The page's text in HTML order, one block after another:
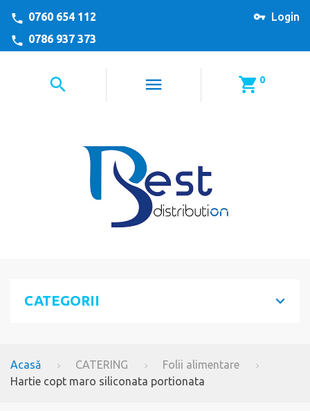
Login
0760 654 112
0786 937 373
0
CATEGORII
Acasă CATERING
Folii alimentare
Hartie copt maro siliconata portionata